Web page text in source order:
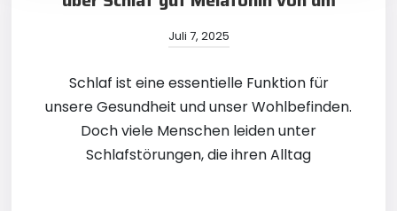
Juli 7, 2025
Schlaf ist eine essentielle Funktion für
unsere Gesundheit und unser Wohlbefinden.
Doch viele Menschen leiden unter
Schlafstörungen, die ihren Alltag